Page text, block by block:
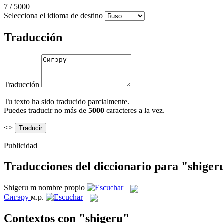
7 / 5000
Selecciona el idioma de destino
Traducción
Traducción
Tu texto ha sido traducido parcialmente.
Puedes traducir no más de 5000 caracteres a la vez.
<>
Publicidad
Traducciones del diccionario para
Shigeru m nombre propio
Сигэру м.р.
Contextos con "shigeru"